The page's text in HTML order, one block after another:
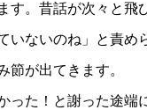
す。昔話が次々と飛
いないのね」と責め
節が出てきます。
った ！ と謝った途端